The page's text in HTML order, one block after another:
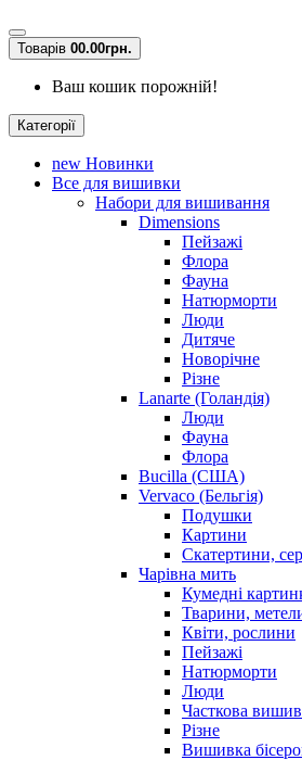
Товарів 00.00грн.
Ваш кошик порожній!
Категорії
new Новинки
Все для вишивки
Набори для вишивання
Dimensions
Пейзажі
Флора
Фауна
Натюрморти
Люди
Дитяче
Новорічне
Різне
Lanarte (Голандія)
Люди
Фауна
Флора
Bucilla (США)
Vervaco (Бельгія)
Подушки
Картини
Скатертини,
Чарiвна мить
Кумедні
Тварини,
Квіти, рослини
Пейзажі
Натюрморти
Люди
Часткова
Різне
Вишивка